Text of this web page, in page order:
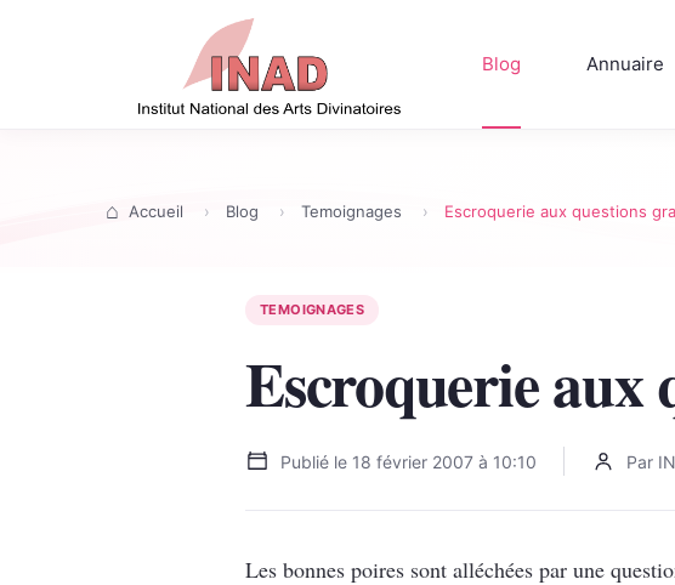
Blog Annuaire
Accueil Blog Temoignages Escroquerie aux questions
TEMOIGNAGES
Escroquerie aux
Publié le 18 février 2007 à 10:10 Par
Les bonnes poires sont alléchées par une